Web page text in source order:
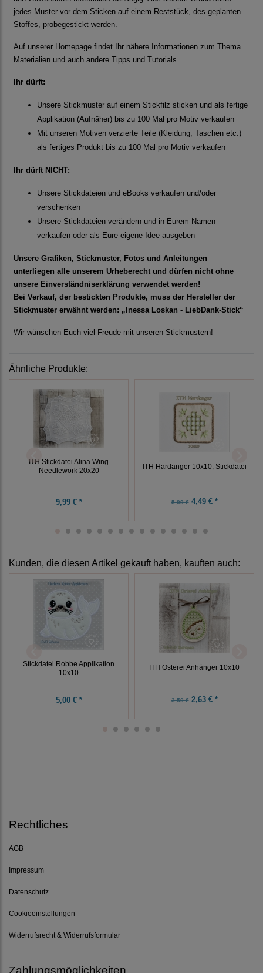
jedes Muster vor dem Sticken auf einem Reststück, des geplanten
Stoffes, probegestickt werden.
Auf unserer Homepage findet Ihr nähere Informationen zum Thema
Materialien und auch andere Tipps und Tutorials.
Ihr dürft:
Unsere Stickmuster auf einem Stickfilz sticken und als fertige
Applikation (Aufnäher) bis zu 100 Mal pro Motiv verkaufen
Mit unseren Motiven verzierte Teile (Kleidung, Taschen etc.)
als fertiges Produkt bis zu 100 Mal pro Motiv verkaufen
Ihr dürft NICHT:
Unsere Stickdateien und eBooks verkaufen und/oder
verschenken
Unsere Stickdateien verändern und in Eurem Namen
verkaufen oder als Eure eigene Idee ausgeben
Unsere Grafiken, Stickmuster, Fotos und Anleitungen
unterliegen alle unserem Urheberecht und dürfen nicht ohne
unsere Einverständniserklärung verwendet werden!
Bei Verkauf, der bestickten Produkte, muss der Hersteller der
Stickmuster erwähnt werden: „Inessa Loskan - LiebDank-Stick“
Wir wünschen Euch viel Freude mit unseren Stickmustern!
Ähnliche Produkte:
ITH Stickdatei Alina Wing
Needlework 20x20
9,99 € *
ITH Hardanger 10x10, Stickdatei
5,99 €4,49 € *
Kunden, die diesen Artikel gekauft haben, kauften auch:
Stickdatei Robbe Applikation
10x10
5,00 € *
ITH Osterei Anhänger 10x10
3,50 €2,63 € *
Rechtliches
AGB
Impressum
Datenschutz
Cookieeinstellungen
Widerrufsrecht & Widerrufsformular
Zahlungsmöglichkeiten